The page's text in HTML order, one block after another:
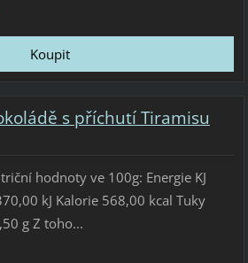
s příchutí Tiramisu
hodnoty ve 100g: Energie KJ
kJ Kalorie 568,00 kcal Tuky
g Z toho...